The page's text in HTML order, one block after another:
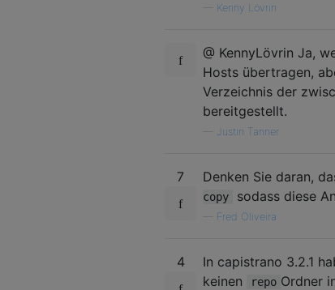
Kenny Lövrin
@ KennyLövrin Ja,
Hosts übertragen,
Verzeichnis der
bereitgestellt.
Justin Tanner
7 Denken Sie daran,
copy
sodass diese
Fred Oliveira
4 In capistrano 3.2.1
keinen
repo Ordner